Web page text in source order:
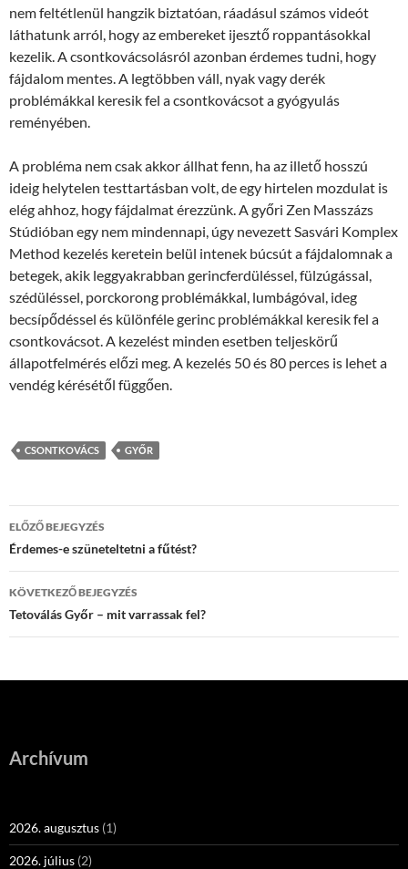
nem feltétlenül hangzik biztatóan, ráadásul számos videót
láthatunk arról, hogy az embereket ijesztő roppantásokkal
kezelik. A csontkovácsolásról azonban érdemes tudni, hogy
fájdalom mentes. A legtöbben váll, nyak vagy derék
problémákkal keresik fel a csontkovácsot a gyógyulás
reményében.
A probléma nem csak akkor állhat fenn, ha az illető hosszú
ideig helytelen testtartásban volt, de egy hirtelen mozdulat is
elég ahhoz, hogy fájdalmat érezzünk. A győri Zen Masszázs
Stúdióban egy nem mindennapi, úgy nevezett Sasvári Komplex
Method kezelés keretein belül intenek búcsút a fájdalomnak a
betegek, akik leggyakrabban gerincferdüléssel, fülzúgással,
szédüléssel, porckorong problémákkal, lumbágóval, ideg
becsípődéssel és különféle gerinc problémákkal keresik fel a
csontkovácsot. A kezelést minden esetben teljeskörű
állapotfelmérés előzi meg. A kezelés 50 és 80 perces is lehet a
vendég kérésétől függően.
CSONTKOVÁCS GYŐR
Bejegyzés
navigáció
ELŐZŐ BEJEGYZÉS
Érdemes-e szüneteltetni a fűtést?
KÖVETKEZŐ BEJEGYZÉS
Tetoválás Győr – mit varrassak fel?
Archívum
2026. augusztus (1)
2026. július (2)